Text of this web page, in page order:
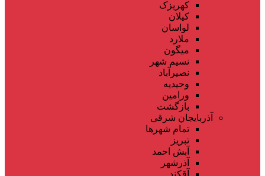
کهریزک
کیلان
لواسان
ملارد
میگون
نسیم شهر
نصیرآباد
وحیدیه
ورامین
بازگشت
آذربایجان شرقی
تمام شهر‌ها
تبریز
آبش احمد
آذرشهر
آقکند